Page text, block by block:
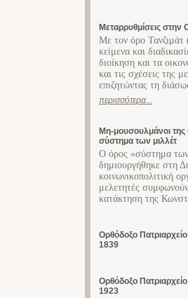
Μεταρρυθμίσεις στην
Με τον όρο Τανζιμάτ
κείμενα και
διοίκηση και τα
και τις σχέσεις της
επιζητώντας τη
περισσότερα...
Μη-μουσουλμάνοι της
σύστημα των μιλλέτ
Ο όρος «σύστημα των
δημιουργήθηκε στη
κοινωνικοπολιτική
μελετητές
κατάκτηση της
Ορθόδοξο
1839
Ορθόδοξο
1923